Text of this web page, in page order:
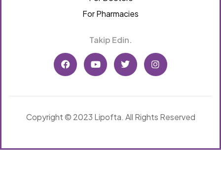
For Pharmacies
Takip Edin.
Copyright © 2023 Lipofta. All Rights Reserved